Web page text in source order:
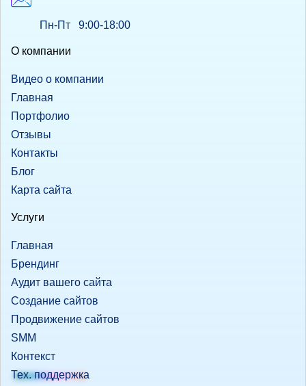
Пн-Пт 9:00-18:00
О компании
Видео о компании
Главная
Портфолио
Отзывы
Контакты
Блог
Карта сайта
Услуги
Главная
Брендинг
Аудит вашего сайта
Создание сайтов
Продвижение сайтов
SMM
Контекст
Тех. поддержка